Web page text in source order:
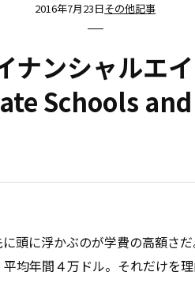
2016年7月23日その他記事
ナンシャル
Schools
頭に浮かぶのが学費の高額さ
均年間４万ドル。それだけを